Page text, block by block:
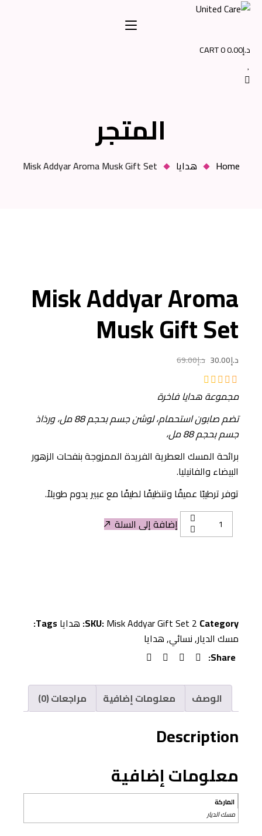
Skip
د.إ0.00
0
CART
المتجر
Home هدايا Misk Addyar Aroma Musk Gift Set
Misk Addyar Aroma
Musk Gift Set
د.إ69.00
هو:
د.إ69.00.
د.إ30.00
هو:
د.إ30.00.
مجموعة هدايا فاخرة
تضم صابون استحمام، لوشن جسم بحجم 88 مل، ورذاذ
جسم بحجم 88 مل،
برائحة المسك العطرية الفريدة الممزوجة بنفحات الزهور
البيضاء والفانيليا.
توفر ترطيبًا عميقًا وتنظيفًا لطيفًا مع عبير يدوم طويلاً.
Misk
Addyar
إضافة إلى السلة
SKU:Misk Addyar Gift Set 2 Category: هدايا Tags:
مسك الديار,نسائي,هدايا
Share:
الوصف معلومات إضافية مراجعات (0)
Description
معلومات إضافية
الماركة
مسك الديار